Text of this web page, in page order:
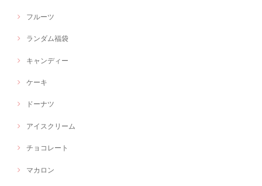
フルーツ
ランダム福袋
キャンディー
ケーキ
ドーナツ
アイスクリーム
チョコレート
マカロン